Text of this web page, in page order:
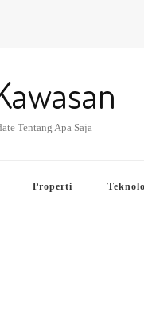
Tentang Apa Saja
Properti